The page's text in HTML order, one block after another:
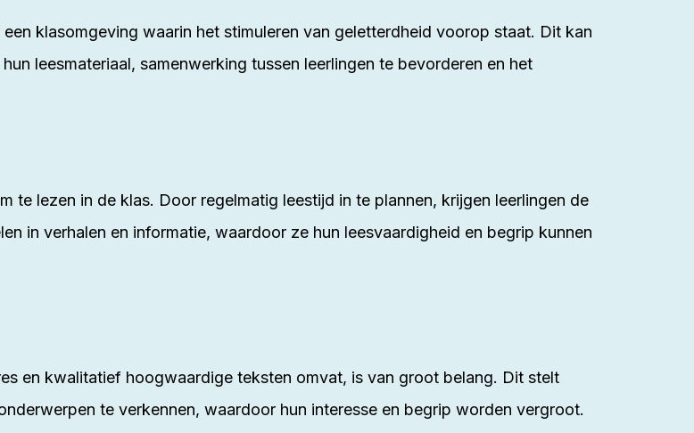
klasomgeving waarin het stimuleren van geletterdheid voorop staat. Dit kan
leesmateriaal, samenwerking tussen leerlingen te bevorderen en het
te lezen in de klas. Door regelmatig leestijd in te plannen, krijgen leerlingen de
in verhalen en informatie, waardoor ze hun leesvaardigheid en begrip kunnen
en kwalitatief hoogwaardige teksten omvat, is van groot belang. Dit stelt
te verkennen, waardoor hun interesse en begrip worden vergroot.